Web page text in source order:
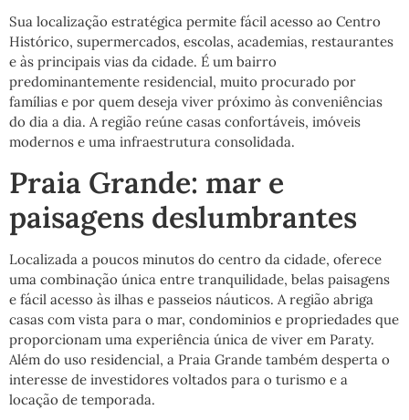
Sua localização estratégica permite fácil acesso ao Centro
Histórico, supermercados, escolas, academias, restaurantes
e às principais vias da cidade. É um bairro
predominantemente residencial, muito procurado por
famílias e por quem deseja viver próximo às conveniências
do dia a dia. A região reúne casas confortáveis, imóveis
modernos e uma infraestrutura consolidada.
Praia Grande: mar e
paisagens deslumbrantes
Localizada a poucos minutos do centro da cidade, oferece
uma combinação única entre tranquilidade, belas paisagens
e fácil acesso às ilhas e passeios náuticos. A região abriga
casas com vista para o mar, condominios e propriedades que
proporcionam uma experiência única de viver em Paraty.
Além do uso residencial, a Praia Grande também desperta o
interesse de investidores voltados para o turismo e a
locação de temporada.